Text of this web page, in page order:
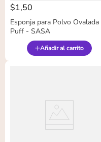
$1,50
Esponja para Polvo Ovalada
Puff - SASA
Añadir al carrito